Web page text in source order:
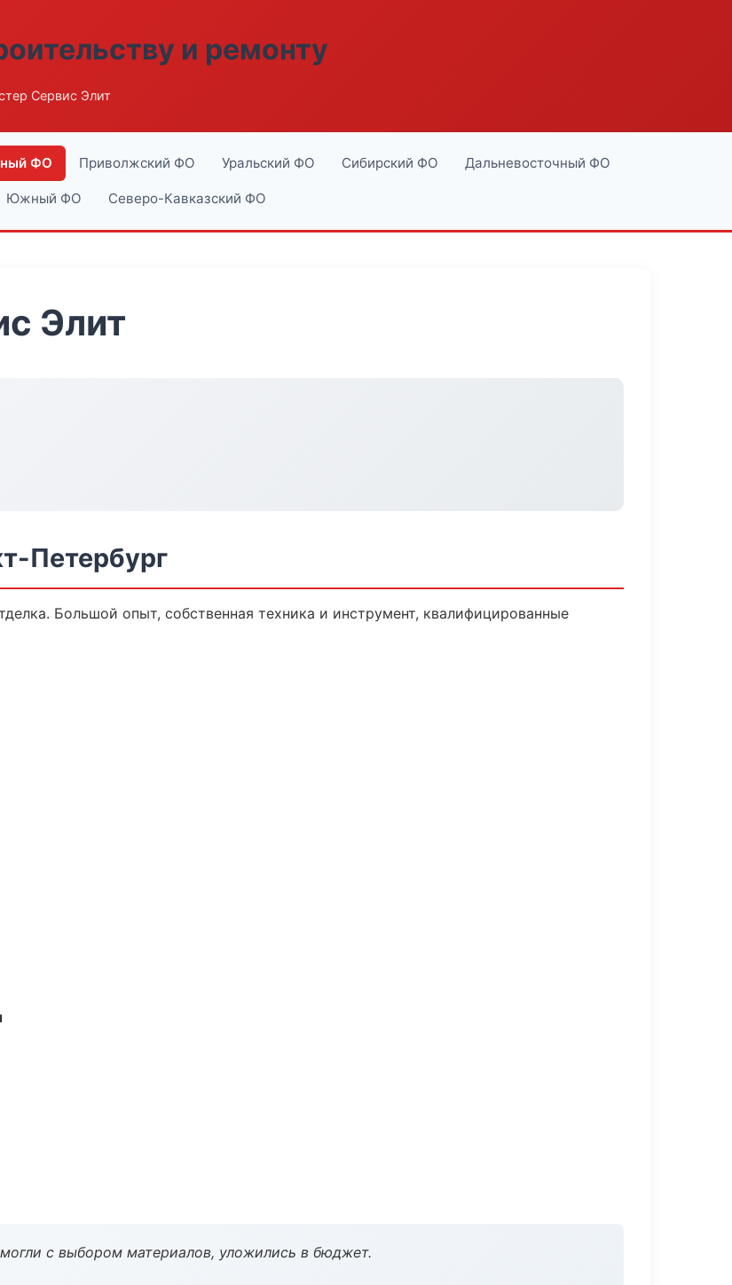
и ремонту
Сервис Элит
ФО Приволжский ФО Уральский ФО Сибирский ФО Дальневосточный ФО
Южный ФО Северо-Кавказский ФО
Элит
Петербург
Большой опыт, собственная техника и инструмент, квалифицированные
с выбором материалов, уложились в бюджет.